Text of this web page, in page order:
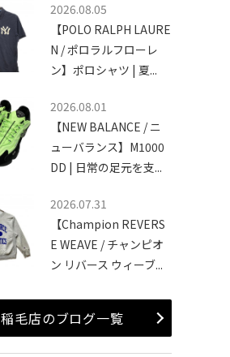
2026.08.05
【POLO RALPH LAURE
N / ポロラルフローレ
ン】ポロシャツ | 夏...
2026.08.01
【NEW BALANCE / ニ
ューバランス】M1000
DD | 日常の足元を支...
2026.07.31
【Champion REVERS
E WEAVE / チャンピオ
ン リバース ウィーブ...
稲毛店のブログ一覧